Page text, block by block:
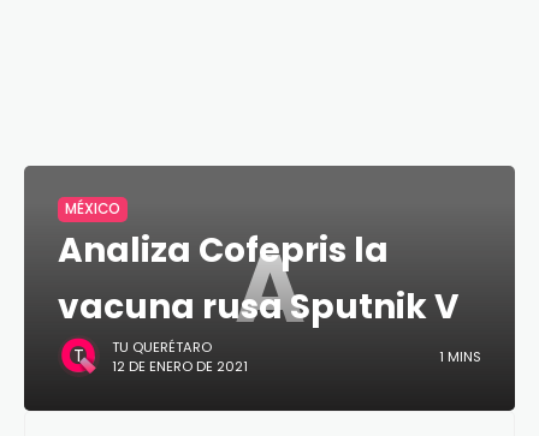
A
MÉXICO
Analiza Cofepris la
vacuna rusa Sputnik V
TU QUERÉTARO
12 DE ENERO DE 2021
1 MINS